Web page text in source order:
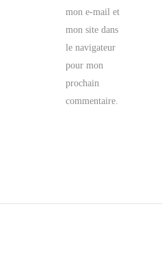
mon e-mail et
mon site dans
le navigateur
pour mon
prochain
commentaire.